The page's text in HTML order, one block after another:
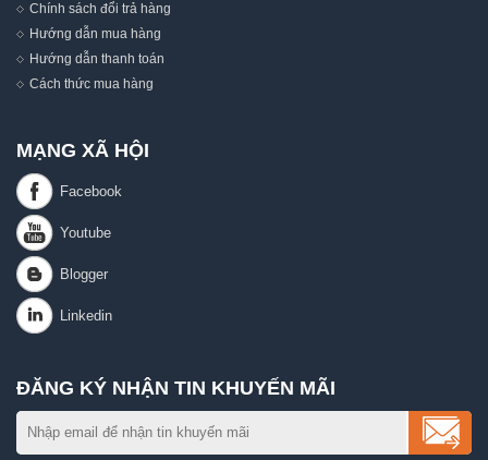
Chính sách đổi trả hàng
Hướng dẫn mua hàng
Hướng dẫn thanh toán
Cách thức mua hàng
MẠNG XÃ HỘI
ĐĂNG KÝ NHẬN TIN KHUYẾN MÃI